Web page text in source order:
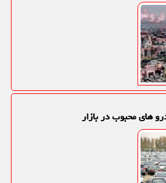
های محبوب در بازار